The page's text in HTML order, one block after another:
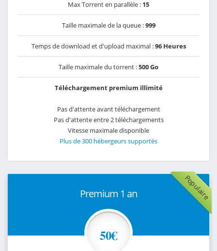
Max Torrent en parallèle : 15
Taille maximale de la queue :999
Temps de download et d'upload maximal :96 Heures
Taille maximale du torrent :500 Go
Téléchargement premium illimité
Pas d'attente avant téléchargement
Pas d'attente entre 2 téléchargements
Vitesse maximale disponible
Plus de 300 hébergeurs supportés
Populaire
Premium 1 an
50€